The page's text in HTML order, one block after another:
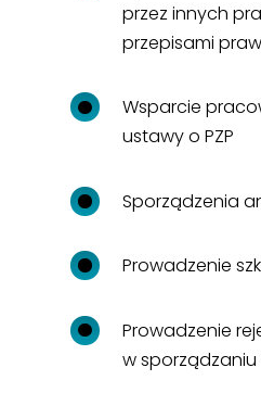
przez innych
przepisami
Wsparcie
ustawy o PZP
Sporządzenia
Prowadzenie
Prowadzenie
w